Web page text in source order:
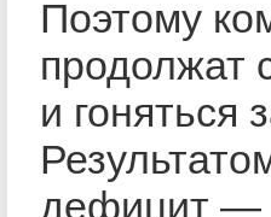
Поэтому
продолжат
и гоняться
дефицит —